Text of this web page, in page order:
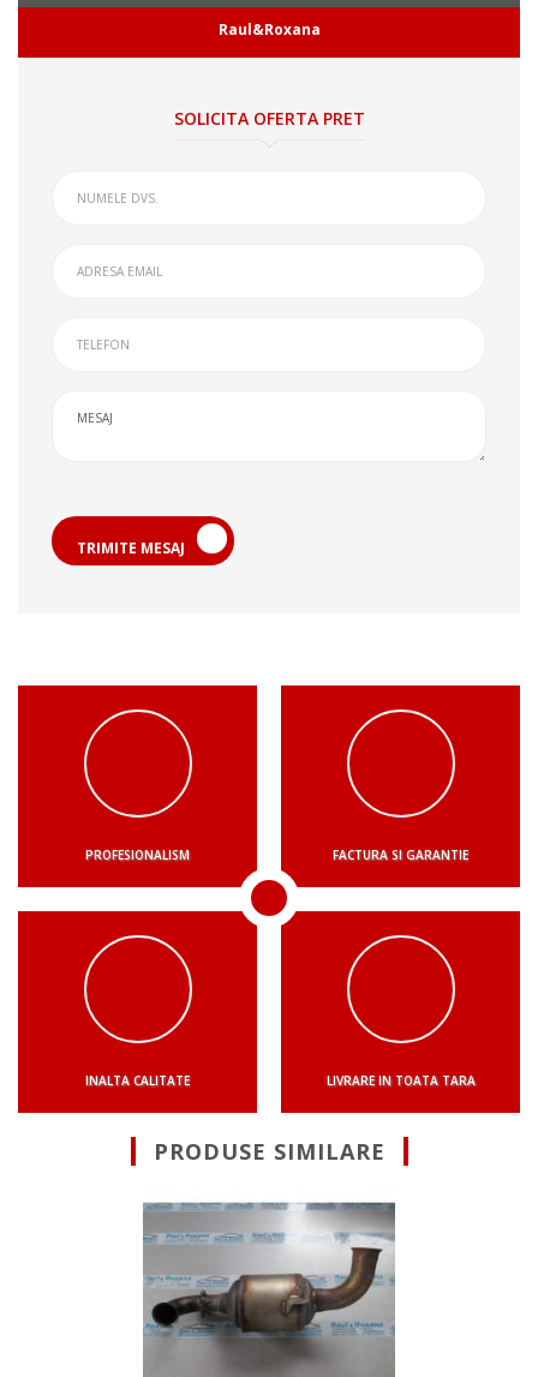
Raul&Roxana
SOLICITA OFERTA PRET
TRIMITE MESAJ
PROFESIONALISM FACTURA SI GARANTIE
INALTA CALITATE LIVRARE IN TOATA TARA
PRODUSE SIMILARE
Suna pentru
catalizator Peugeot
16v